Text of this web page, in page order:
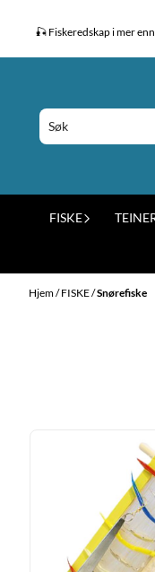
🎣 Fiskeredskap i mer
FISKE
Hjem/FISKE/Snørefiske